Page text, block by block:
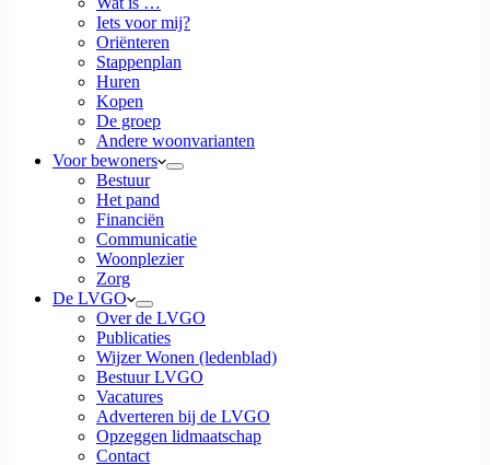
Iets voor mij?
Oriënteren
Stappenplan
Huren
Kopen
De groep
Andere woonvarianten
Voor bewoners
Bestuur
Het pand
Financiën
Communicatie
Woonplezier
Zorg
De LVGO
Over de LVGO
Publicaties
Wijzer Wonen (ledenblad)
Bestuur LVGO
Vacatures
Adverteren bij de LVGO
Opzeggen lidmaatschap
Contact